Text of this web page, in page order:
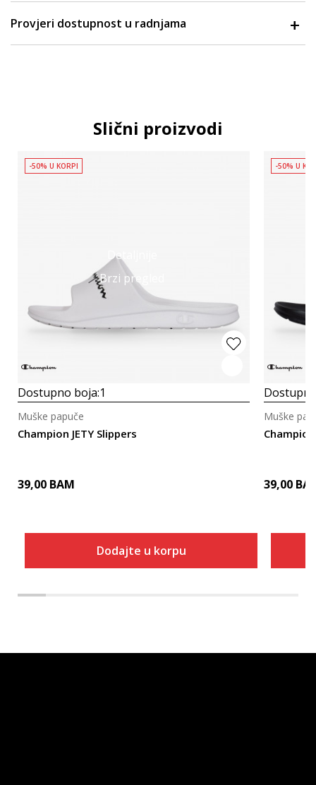
Provjeri dostupnost u radnjama
Slični proizvodi
Detaljnije
Brzi pregled
-50% U KORPI
Dostupno boja:1
Champion JETY Slippers
Muške papuče
39,00 BAM
Dodajte u korpu
-50% U
Muške
39,00